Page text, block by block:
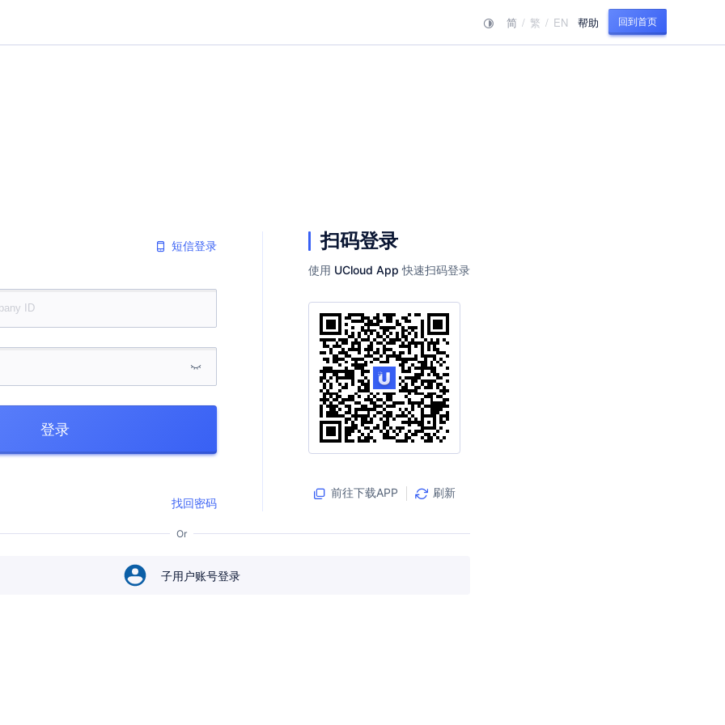
简 / 繁 / EN 帮助 回到首页
短信登录
登录
找回密码
扫码登录
使用 UCloud App 快速扫码登录
前往下载APP 刷新
Or
子用户账号登录